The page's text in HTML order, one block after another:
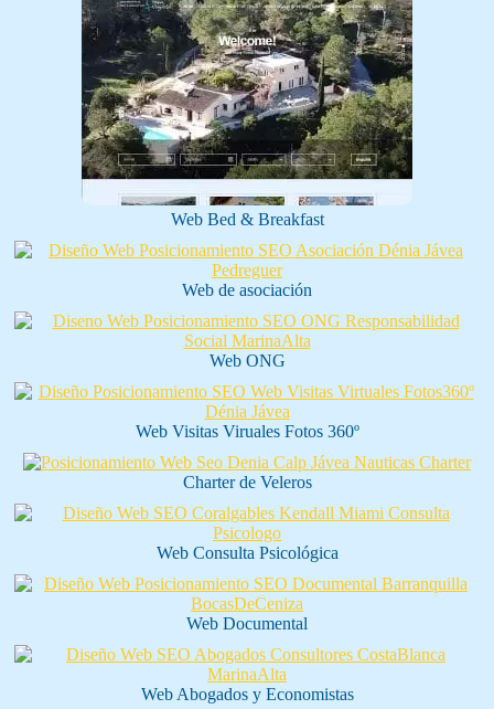
Web Bed & Breakfast
Web de asociación
Web ONG
Web Visitas Viruales Fotos 360º
Charter de Veleros
Web Consulta Psicológica
Web Documental
Web Abogados y Economistas